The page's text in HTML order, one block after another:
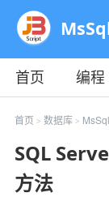
首页 编程
教程
平面
首页 > 数据库> MsSql
SQL
方法